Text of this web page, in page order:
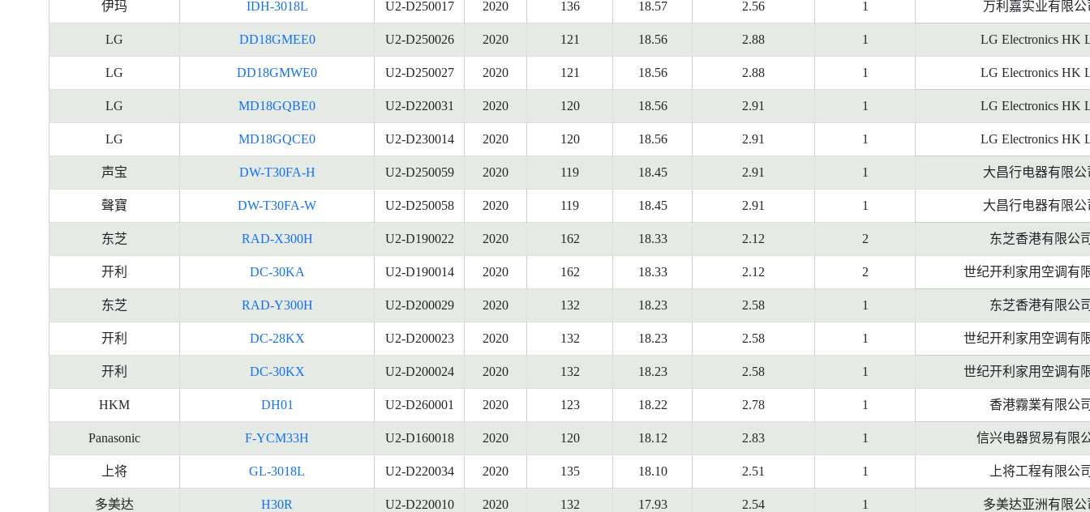
伊玛 IDH-3018L U2-D250017 2020 136 18.57 2.56 1 万利嘉实业有限公
LG DD18GMEE0 U2-D250026 2020 121 18.56 2.88 1 LG Electronics HK
LG DD18GMWE0 U2-D250027 2020 121 18.56 2.88 1 LG Electronics HK
LG MD18GQBE0 U2-D220031 2020 120 18.56 2.91 1 LG Electronics HK
LG MD18GQCE0 U2-D230014 2020 120 18.56 2.91 1 LG Electronics HK
声宝 DW-T30FA-H U2-D250059 2020 119 18.45 2.91 1 大昌行电器有限公
聲寶 DW-T30FA-W U2-D250058 2020 119 18.45 2.91 1 大昌行电器有限公
东芝 RAD-X300H U2-D190022 2020 162 18.33 2.12 2 东芝香港有限公
开利 DC-30KA U2-D190014 2020 162 18.33 2.12 2 世纪开利家用空调有
东芝 RAD-Y300H U2-D200029 2020 132 18.23 2.58 1 东芝香港有限公
开利 DC-28KX U2-D200023 2020 132 18.23 2.58 1 世纪开利家用空调有
开利 DC-30KX U2-D200024 2020 132 18.23 2.58 1 世纪开利家用空调有
HKM DH01 U2-D260001 2020 123 18.22 2.78 1 香港霧業有限公
Panasonic F-YCM33H U2-D160018 2020 120 18.12 2.83 1 信兴电器贸易有限
上将 GL-3018L U2-D220034 2020 135 18.10 2.51 1 上将工程有限公
多美达 H30R U2-D220010 2020 132 17.93 2.54 1 多美达亚洲有限公